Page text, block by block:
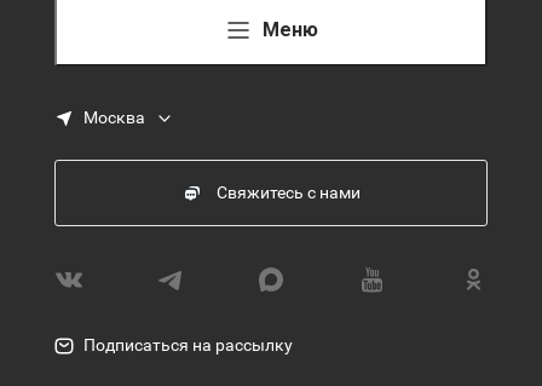
Меню
Москва
Свяжитесь с нами
Подписаться на рассылку